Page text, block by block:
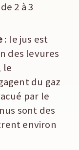
2 à 3
: le jus est
des levures
le
du gaz
par le
sont des
environ